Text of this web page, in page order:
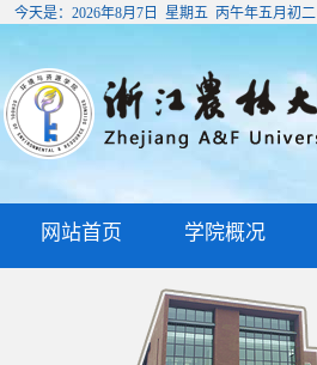
今天是： 2026年8月7日 星期五 丙午年五月初二
网站首页 学院概况